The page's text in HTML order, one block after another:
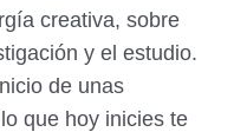
creativa, sobre
y el estudio.
de unas
que hoy inicies te